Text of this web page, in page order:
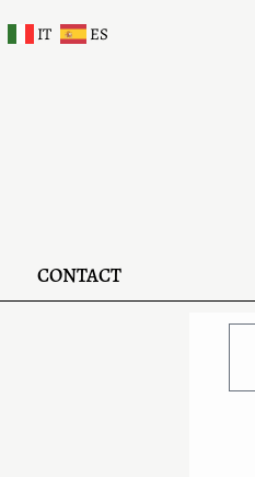
IT ES
CONTACT